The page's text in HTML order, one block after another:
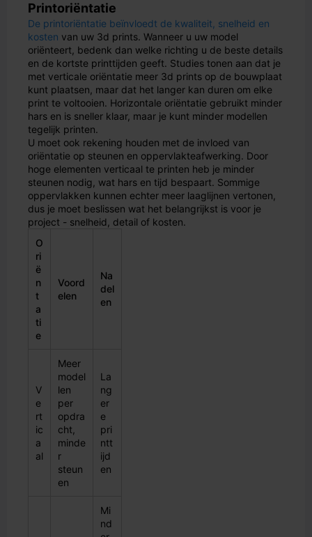
Printoriëntatie
De printoriëntatie beïnvloedt de kwaliteit, snelheid en
kosten van uw 3d prints. Wanneer u uw model
oriënteert, bedenk dan welke richting u de beste details
en de kortste printtijden geeft. Studies tonen aan dat je
met verticale oriëntatie meer 3d prints op de bouwplaat
kunt plaatsen, maar dat het langer kan duren om elke
print te voltooien. Horizontale oriëntatie gebruikt minder
hars en is sneller klaar, maar je kunt minder modellen
tegelijk printen.
U moet ook rekening houden met de invloed van
oriëntatie op steunen en oppervlakteafwerking. Door
hoge elementen verticaal te printen heb je minder
steunen nodig, wat hars en tijd bespaart. Sommige
oppervlakken kunnen echter meer laaglijnen vertonen,
dus je moet beslissen wat het belangrijkst is voor je
project - snelheid, detail of kosten.
O
ri
ë
n
t
a
ti
e
Voord
elen
Na
del
en
V
e
rt
ic
a
al
Meer
model
len
per
opdra
cht,
minde
r
steun
en
La
ng
er
e
pri
ntt
ijd
en
Mi
nd